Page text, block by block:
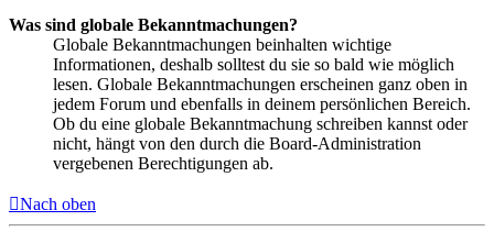
Was sind globale Bekanntmachungen?
Globale Bekanntmachungen beinhalten wichtige
Informationen, deshalb solltest du sie so bald wie möglich
lesen. Globale Bekanntmachungen erscheinen ganz oben in
jedem Forum und ebenfalls in deinem persönlichen Bereich.
Ob du eine globale Bekanntmachung schreiben kannst oder
nicht, hängt von den durch die Board-Administration
vergebenen Berechtigungen ab.
Nach oben